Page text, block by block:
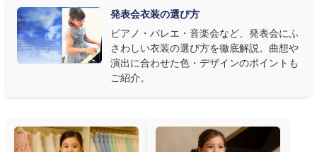
右腕のゆとり、管楽器なら胸元の締め付けがないこと——演奏の
質は衣装で変わります。Angel's Closetのレンタル衣装は、元ピ
アノ教師の店長が発表会・コンクールでのご使用を前提に厳選し
た商品
を多数ご用意しています。
発表会衣装の選び方
ピアノ・バレエ・音楽会など、発表会にふ
さわしい衣装の選び方を徹底解説。曲想や
演出に合わせた色・デザインのポイントも
ご紹介。